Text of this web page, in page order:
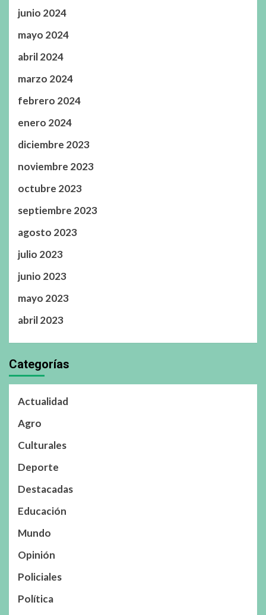
junio 2024
mayo 2024
abril 2024
marzo 2024
febrero 2024
enero 2024
diciembre 2023
noviembre 2023
octubre 2023
septiembre 2023
agosto 2023
julio 2023
junio 2023
mayo 2023
abril 2023
Categorías
Actualidad
Agro
Culturales
Deporte
Destacadas
Educación
Mundo
Opinión
Policiales
Política